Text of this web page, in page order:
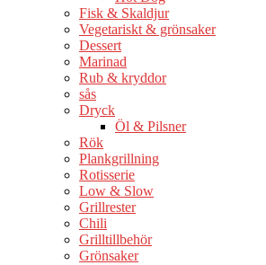
Fisk & Skaldjur
Vegetariskt & grönsaker
Dessert
Marinad
Rub & kryddor
sås
Dryck
Öl & Pilsner
Rök
Plankgrillning
Rotisserie
Low & Slow
Grillrester
Chili
Grilltillbehör
Grönsaker